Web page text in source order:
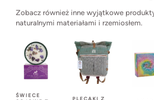
Zobacz również inne wyjątkowe
naturalnymi materiałami i rzemiosłem.
ŚWIECE